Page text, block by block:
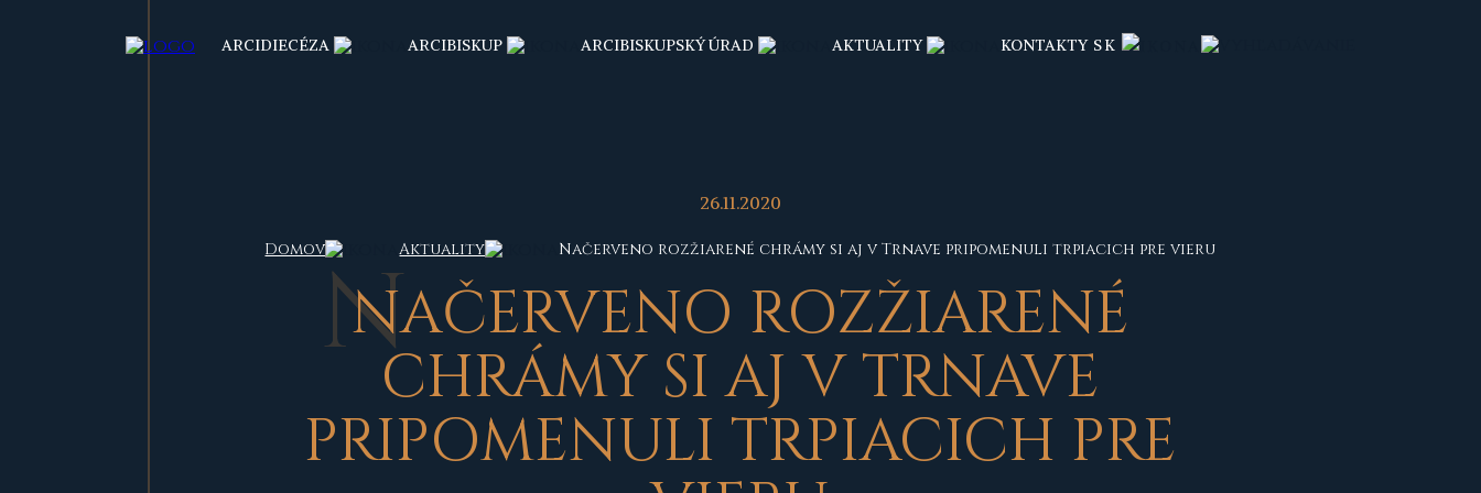
ARCIDIECÉZA ARCIBISKUP ARCIBISKUPSKÝ ÚRAD AKTUALITY KONTAKTY SK
26.11.2020
Domov Aktuality Načerveno rozžiarené chrámy si aj v Trnave pripomenuli trpiacich pre vieru
NAČERVENO ROZŽIARENÉ
CHRÁMY SI AJ V TRNAVE
PRIPOMENULI TRPIACICH PRE